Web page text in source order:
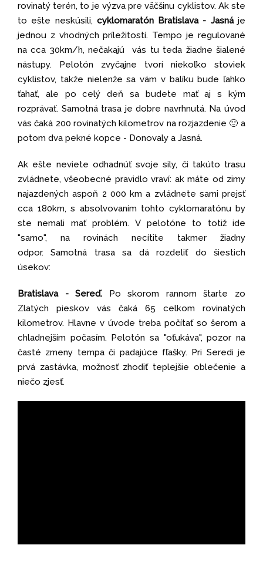
rovinatý terén, to je výzva pre väčšinu cyklistov. Ak ste
to ešte neskúsili, cyklomaratón Bratislava - Jasnáje
jednou z vhodných príležitostí. Tempo je regulované
na cca 30km/h, nečakajú vás tu teda žiadne šialené
nástupy. Pelotón zvyčajne tvorí niekoľko stoviek
cyklistov, takže nielenže sa vám v balíku bude ľahko
ťahať, ale po celý deň sa budete mať aj s kým
rozprávať. Samotná trasa je dobre navrhnutá. Na úvod
vás čaká 200 rovinatých kilometrov na rozjazdenie 🙂 a
potom dva pekné kopce - Donovaly a Jasná.
Ak ešte neviete odhadnúť svoje sily, či takúto trasu
zvládnete, všeobecné pravidlo vraví: ak máte od zimy
najazdených aspoň 2 000 km a zvládnete sami prejsť
cca 180km, s absolvovaním tohto cyklomaratónu by
ste nemali mať problém. V pelotóne to totiž ide
"samo", na rovinách necítite takmer žiadny
odpor. Samotná trasa sa dá rozdeliť do šiestich
úsekov:
Bratislava - Sereď. Po skorom rannom štarte zo
Zlatých pieskov vás čaká 65 celkom rovinatých
kilometrov. Hlavne v úvode treba počítať so šerom a
chladnejším počasím. Pelotón sa "oťukáva", pozor na
časté zmeny tempa či padajúce fľašky. Pri Seredi je
prvá zastávka, možnosť zhodiť teplejšie oblečenie a
niečo zjesť.